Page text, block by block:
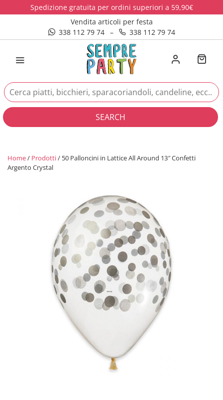
Spedizione gratuita per ordini superiori a 59,90€
Vendita articoli per festa
338 112 79 74
– 338 112 79 74
SEARCH
Home/ Prodotti/ 50 Palloncini in Lattice All Around 13″ Confetti
Argento Crystal